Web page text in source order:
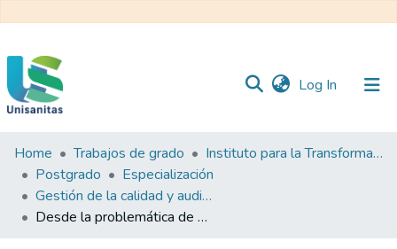
Log In (current)
Inicio
Web
Unisanitas
Web
Biblioteca
Home Trabajos de grado
Instituto para la Transformación y el Desarrollo Sanitario - ITDS
Postgrado
Especialización
Gestión de la calidad y auditoría en salud
Desde la problemática de alto consumo de sustancias psicoactivas en el municipio de Cotorra- Córdoba se exploran actividades intersectoriales que contribuyen al mejoramiento de la calidad de vida de la población